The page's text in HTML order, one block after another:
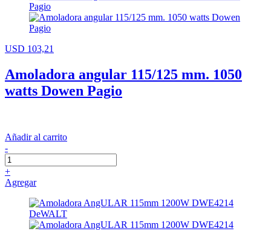
USD 103,21
Amoladora angular 115/125 mm. 1050
watts Dowen Pagio
Añadir al carrito
-
+
Agregar